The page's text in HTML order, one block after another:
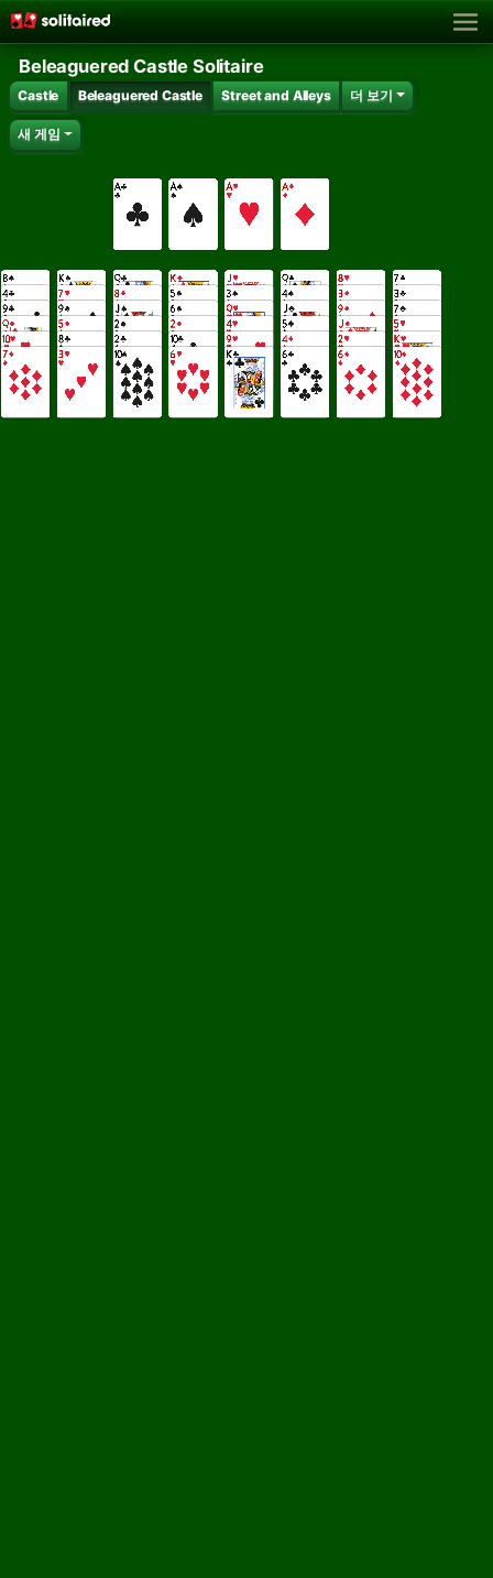
Beleaguered Castle Solitaire
Castle Beleaguered Castle Street and Alleys 더 보기
새 게임